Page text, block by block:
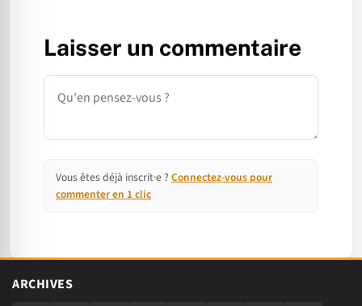
Laisser un commentaire
Commentaire
Vous êtes déjà inscrit·e ? Connectez-vous pour
commenter en 1 clic
ARCHIVES